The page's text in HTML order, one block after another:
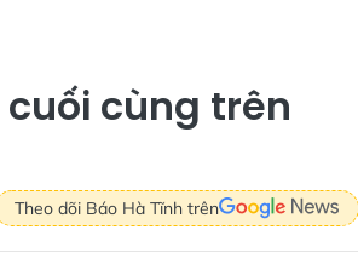
cùng trên
Theo dõi Báo Hà Tĩnh trên